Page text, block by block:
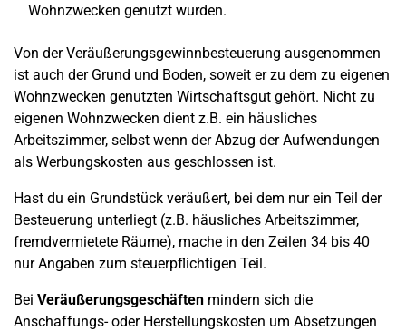
Wohnzwecken genutzt wurden.
Von der Veräußerungsgewinnbesteuerung ausgenommen
ist auch der Grund und Boden, soweit er zu dem zu eigenen
Wohnzwecken genutzten Wirtschaftsgut gehört. Nicht zu
eigenen Wohnzwecken dient z.B. ein häusliches
Arbeitszimmer, selbst wenn der Abzug der Aufwendungen
als Werbungskosten aus geschlossen ist.
Hast du ein Grundstück veräußert, bei dem nur ein Teil der
Besteuerung unterliegt (z.B. häusliches Arbeitszimmer,
fremdvermietete Räume), mache in den Zeilen 34 bis 40
nur Angaben zum steuerpflichtigen Teil.
Bei Veräußerungsgeschäften mindern sich die
Anschaffungs- oder Herstellungskosten um Absetzungen